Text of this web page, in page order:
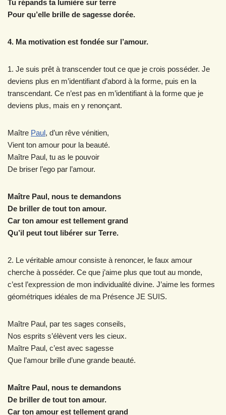
Tu répands ta lumière sur terre
Pour qu’elle brille de sagesse dorée.
4. Ma motivation est fondée sur l’amour.
1. Je suis prêt à transcender tout ce que je crois posséder. Je
deviens plus en m’identifiant d’abord à la forme, puis en la
transcendant. Ce n’est pas en m’identifiant à la forme que je
deviens plus, mais en y renonçant.
Maître Paul, d’un rêve vénitien,
Vient ton amour pour la beauté.
Maître Paul, tu as le pouvoir
De briser l’ego par l’amour.
Maître Paul, nous te demandons
De briller de tout ton amour.
Car ton amour est tellement grand
Qu’il peut tout libérer sur Terre.
2. Le véritable amour consiste à renoncer, le faux amour
cherche à posséder. Ce que j’aime plus que tout au monde,
c’est l’expression de mon individualité divine. J’aime les formes
géométriques idéales de ma Présence JE SUIS.
Maître Paul, par tes sages conseils,
Nos esprits s’élèvent vers les cieux.
Maître Paul, c’est avec sagesse
Que l’amour brille d’une grande beauté.
Maître Paul, nous te demandons
De briller de tout ton amour.
Car ton amour est tellement grand